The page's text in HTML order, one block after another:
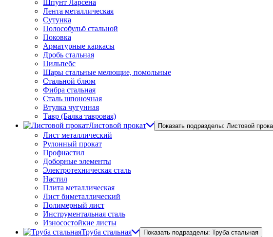
Шпунт Ларсена
Лента металлическая
Сутунка
Полособульб стальной
Поковка
Арматурные каркасы
Дробь стальная
Цильпебс
Шары стальные мелющие, помольные
Стальной блюм
Фибра стальная
Сталь шпоночная
Втулка чугунная
Тавр (Балка тавровая)
Листовой прокат
Показать подразделы: Листовой
Лист металлический
Рулонный прокат
Профнастил
Доборные элементы
Электротехническая сталь
Настил
Плита металлическая
Лист биметаллический
Полимерный лист
Инструментальная сталь
Износостойкие листы
Труба стальная
Показать подразделы: Труба стальная